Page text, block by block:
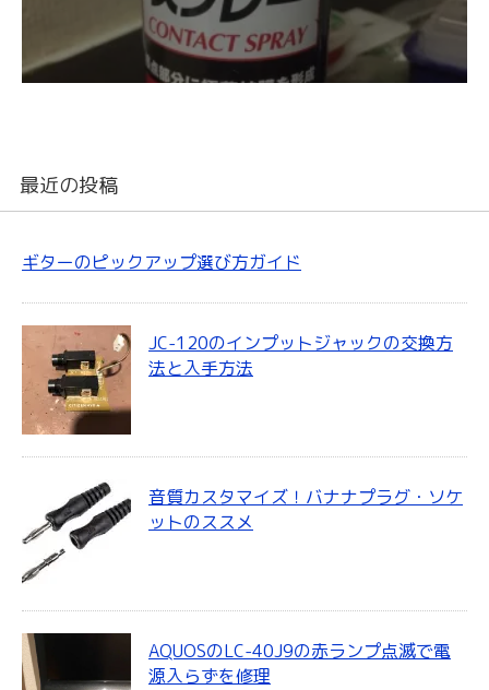
最近の投稿
ギターのピックアップ選び方ガイド
JC-120のインプットジャックの交換方
法と入手方法
音質カスタマイズ！バナナプラグ・ソケ
ットのススメ
AQUOSのLC-40J9の赤ランプ点滅で電
源入らずを修理